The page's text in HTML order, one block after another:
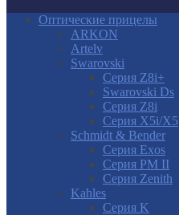
Оптические прицелы
ARKON
Artelv
Swarovski
Серия Z8i+
Swarovski Ds
Серия Z8i
Серия X5i/X5
Schmidt & Bender
Серия Exos
Серия PM II
Cерия Zenith
Kahles
Серия K